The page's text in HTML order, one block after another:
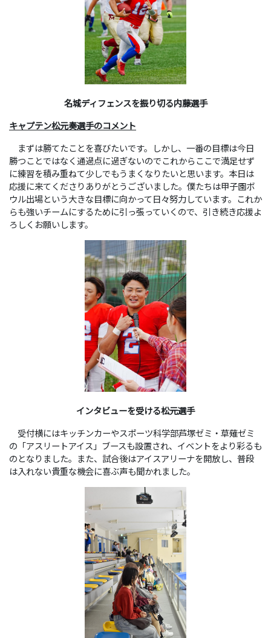
名城ディフェンスを振り切る内藤選手
キャプテン松元奏選手のコメント
まずは勝てたことを喜びたいです。しかし、一番の目標は今日
勝つことではなく通過点に過ぎないのでこれからここで満足せず
に練習を積み重ねて少しでもうまくなりたいと思います。本日は
応援に来てくださりありがとうございました。僕たちは甲子園ボ
ウル出場という大きな目標に向かって日々努力しています。これか
らも強いチームにするために引っ張っていくので、引き続き応援よ
ろしくお願いします。
インタビューを受ける松元選手
受付横にはキッチンカーやスポーツ科学部芦塚ゼミ・草薙ゼミ
の「アスリートアイス」ブースも設置され、イベントをより彩るも
のとなりました。また、試合後はアイスアリーナを開放し、普段
は入れない貴重な機会に喜ぶ声も聞かれました。